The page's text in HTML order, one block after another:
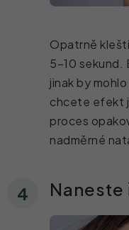
Opatrně
5–10 sekund.
jinak by
chcete efekt
proces
nadměrné
Naneste